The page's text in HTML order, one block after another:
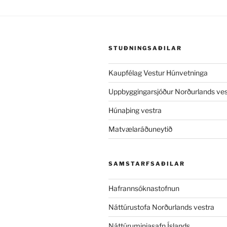
STUÐNINGSAÐILAR
Kaupfélag Vestur Húnvetninga
Uppbyggingarsjóður Norðurlands
Húnaþing vestra
Matvælaráðuneytið
SAMSTARFSAÐILAR
Hafrannsóknastofnun
Náttúrustofa Norðurlands vestra